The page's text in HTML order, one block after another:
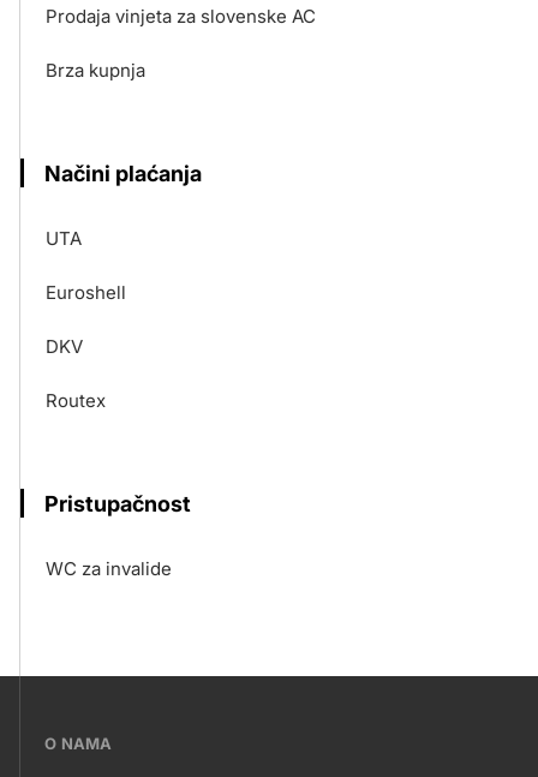
Prodaja vinjeta za slovenske AC
Brza kupnja
Načini plaćanja
UTA
Euroshell
DKV
Routex
Pristupačnost
WC za invalide
???O NAMA